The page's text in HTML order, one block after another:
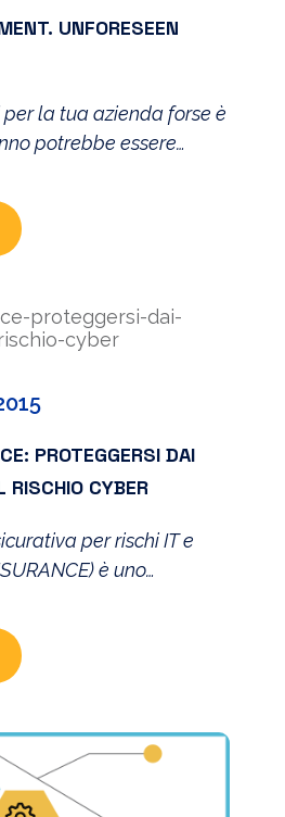
UNFORESEEN
la tua azienda forse è
potrebbe essere
Il Webinar “Crisis
advantage”,
Innovation Group e
essere i “vantaggi
risposta […]
PROTEGGERSI DAI
RISCHIO CYBER
per rischi IT e
è uno
ma che in
più utilizzato
parte infatti di una
tutte le possibilità, ossia
evitare o, ove